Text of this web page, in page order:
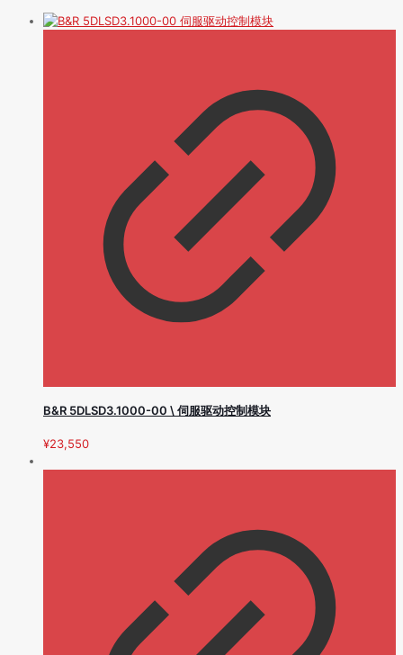
B&R 5DLSD3.1000-00 \ 伺服驱动控制模块
¥23,550